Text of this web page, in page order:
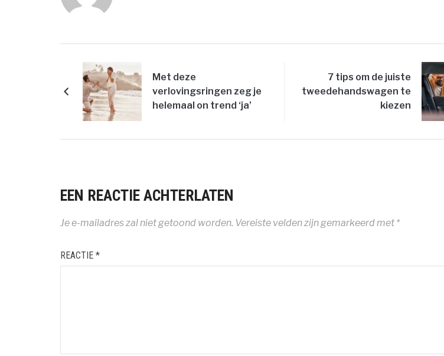
Met deze
verlovingsringen zeg je
helemaal on trend ‘ja’
7 tips om de juiste
tweedehandswagen te
kiezen
EEN REACTIE ACHTERLATEN
Je e-mailadres zal niet getoond worden. Vereiste velden zijn gemarkeerd met *
REACTIE *